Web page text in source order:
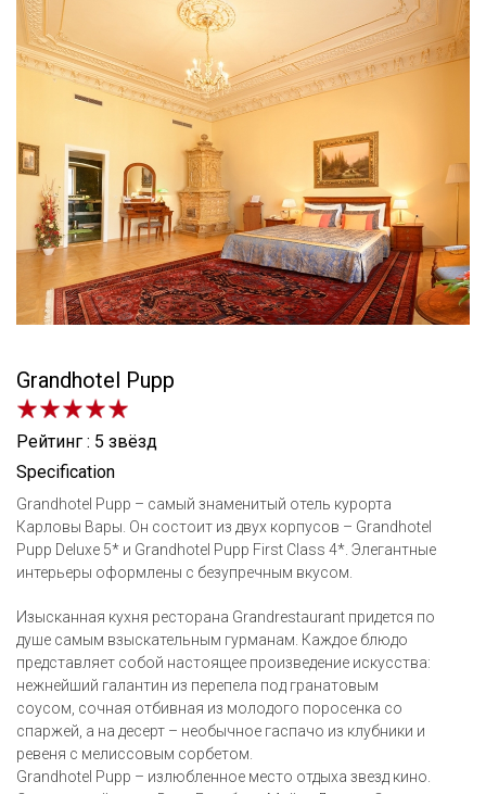
Grandhotel Pupp
Рейтинг : 5 звёзд
Specification
Grandhotel Pupp – самый знаменитый отель курорта
Карловы Вары. Он состоит из двух корпусов – Grandhotel
Pupp Deluxe 5* и Grandhotel Pupp First Class 4*. Элегантные
интерьеры оформлены с безупречным вкусом.
Изысканная кухня ресторана Grandrestaurant придется по
душе самым взыскательным гурманам. Каждое блюдо
представляет собой настоящее произведение искусства:
нежнейший галантин из перепела под гранатовым
соусом, сочная отбивная из молодого поросенка со
спаржей, а на десерт – необычное гаспачо из клубники и
ревеня с мелиссовым сорбетом.
Grandhotel Pupp – излюбленное место отдыха звезд кино.